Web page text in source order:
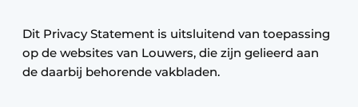
Dit Privacy Statement is uitsluitend van toepassing
op de websites van Louwers, die zijn gelieerd aan
de daarbij behorende vakbladen.